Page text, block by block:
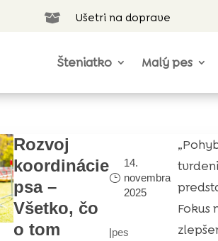
 Ušetri na doprave
Šteniatko Malý pes
Rozvoj
koordinácie
psa –
Všetko, čo
o tom
14.
novembra
2025
|pes
Fokus